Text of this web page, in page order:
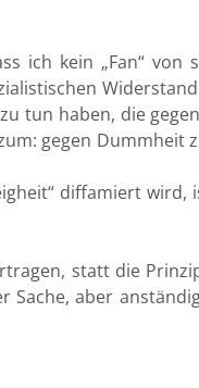
ich kein „Fan“ von
tun haben, die
gegen Dummheit
diffamiert wird,
statt die
aber